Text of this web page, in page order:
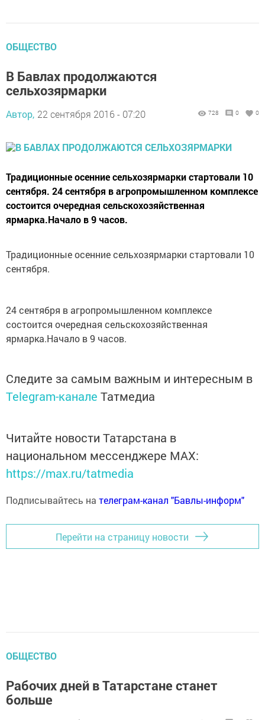
ОБЩЕСТВО
В Бавлах продолжаются
сельхозярмарки
Автор, 22 сентября 2016 - 07:20 728 0 0
Традиционные осенние сельхозярмарки стартовали 10
сентября. 24 сентября в агропромышленном комплексе
состоится очередная сельскохозяйственная
ярмарка.Начало в 9 часов.
Традиционные осенние сельхозярмарки стартовали 10
сентября.
24 сентября в агропромышленном комплексе
состоится очередная сельскохозяйственная
ярмарка.Начало в 9 часов.
Следите за самым важным и интересным в
Telegram-канале Татмедиа
Читайте новости Татарстана в
национальном мессенджере MАХ:
https://max.ru/tatmedia
Подписывайтесь на телеграм-канал "Бавлы-информ"
Перейти на страницу новости
ОБЩЕСТВО
Рабочих дней в Татарстане станет
больше